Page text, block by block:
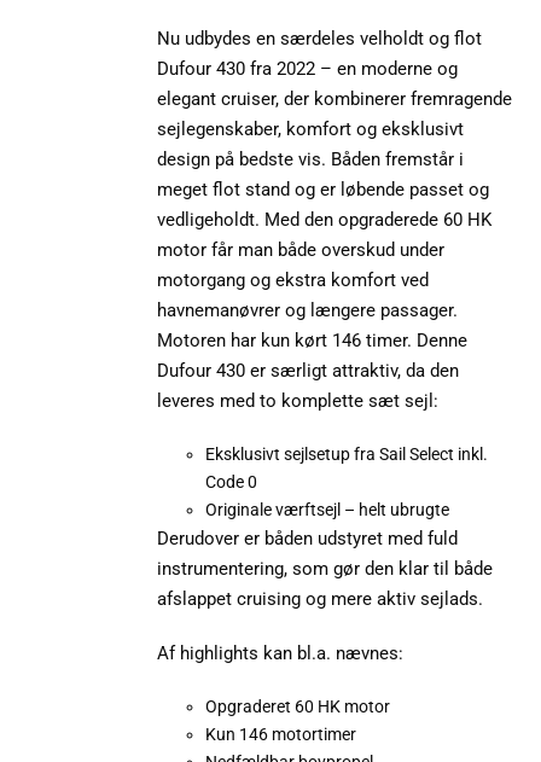
Nu udbydes en særdeles velholdt og flot
Dufour 430 fra 2022 – en moderne og
elegant cruiser, der kombinerer fremragende
sejlegenskaber, komfort og eksklusivt
design på bedste vis. Båden fremstår i
meget flot stand og er løbende passet og
vedligeholdt. Med den opgraderede 60 HK
motor får man både overskud under
motorgang og ekstra komfort ved
havnemanøvrer og længere passager.
Motoren har kun kørt 146 timer. Denne
Dufour 430 er særligt attraktiv, da den
leveres med to komplette sæt sejl:
Eksklusivt sejlsetup fra Sail Select inkl.
Code 0
Originale værftsejl – helt ubrugte
Derudover er båden udstyret med fuld
instrumentering, som gør den klar til både
afslappet cruising og mere aktiv sejlads.
Af highlights kan bl.a. nævnes:
Opgraderet 60 HK motor
Kun 146 motortimer